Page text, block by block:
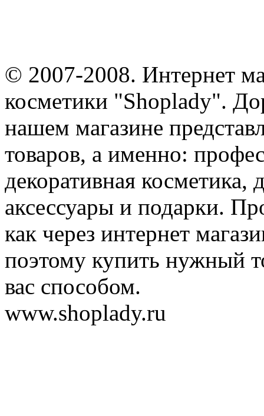
© 2007-2008. Интернет
косметики "Shoplady".
нашем магазине
товаров, а именно:
декоративная косметика,
аксессуары и подарки.
как через интернет
поэтому купить нужный
вас способом.
www.shoplady.ru